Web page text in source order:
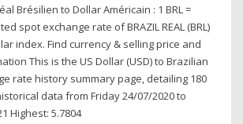
Brésilien to Dollar Américain : 1 BRL =
spot exchange rate of BRAZIL REAL (BRL)
index. Find currency & selling price and
This is the US Dollar (USD) to Brazilian
rate history summary page, detailing 180
data from Friday 24/07/2020 to
Highest: 5.7804